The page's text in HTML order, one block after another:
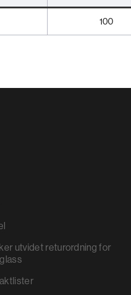
100
utvidet returordning for